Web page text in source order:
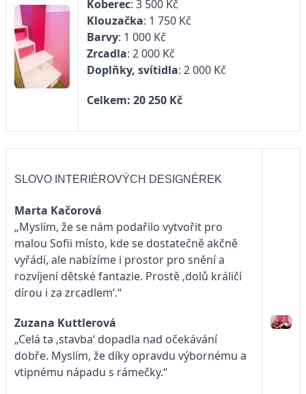
Koberec: 3 500 Kč
Klouzačka: 1 750 Kč
Barvy: 1 000 Kč
Zrcadla: 2 000 Kč
Doplňky, svítidla: 2 000 Kč
Celkem: 20 250 Kč
SLOVO INTERIÉROVÝCH DESIGNÉREK
Marta Kačorová
„Myslím, že se nám podařilo vytvořit pro
malou Sofii místo, kde se dostatečně akčně
vyřádí, ale nabízíme i prostor pro snění a
rozvíjení dětské fantazie. Prostě ‚dolů králičí
dírou i za zrcadlem‘.“
Zuzana Kuttlerová
„Celá ta ‚stavba‘ dopadla nad očekávání
dobře. Myslím, že díky opravdu výbornému a
vtipnému nápadu s rámečky.“